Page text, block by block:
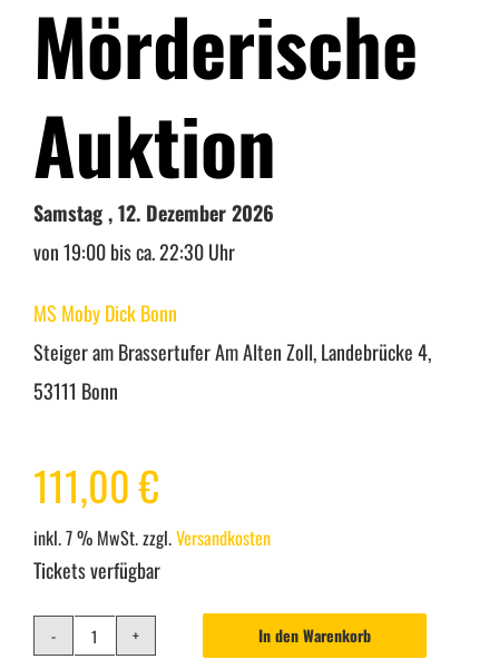
Warenkorb
Mein Konto
Mörderische
Auktion
Samstag , 12. Dezember 2026
von 19:00 bis ca. 22:30 Uhr
MS Moby Dick Bonn
Steiger am Brassertufer Am Alten Zoll, Landebrücke 4,
53111 Bonn
111,00€
inkl. 7 % MwSt.zzgl.Versandkosten
Tickets verfügbar
Mörderische
In den Warenkorb